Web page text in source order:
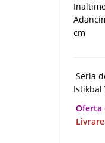
cm
Seria
Istikbal
Oferta